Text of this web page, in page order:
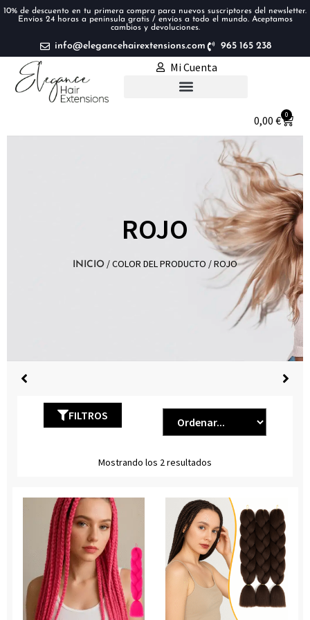
10% de descuento en tu primera compra para nuevos suscriptores del newsletter.
Envíos 24 horas a península gratis / envíos a todo el mundo. Aceptamos
cambios y devoluciones.
info@elegancehairextensions.com 965 165 238
Mi Cuenta
0,00 € 0
ROJO
INICIO / COLOR DEL PRODUCTO / ROJO
Mostrando los 2 resultados
FILTROS